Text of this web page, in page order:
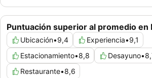
Puntuación superior al promedio en
Ubicación•9,4 Experiencia•9,1
Estacionamiento•8,8 Desayuno•
Restaurante•8,6